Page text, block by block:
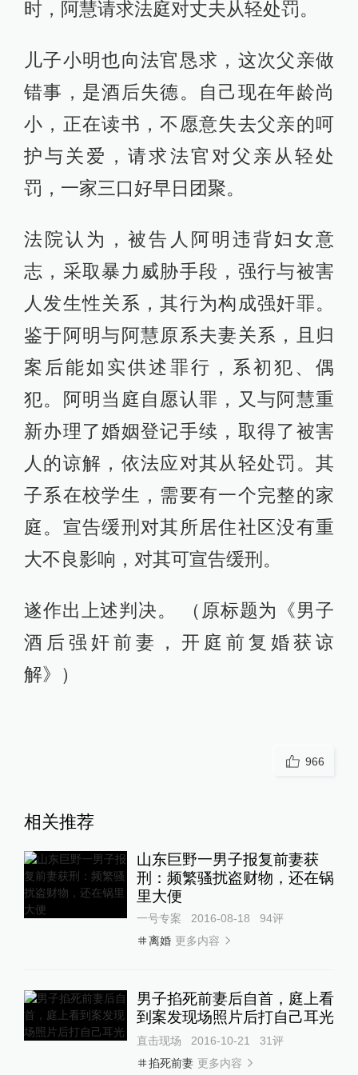
时，阿慧请求法庭对丈夫从轻处罚。
儿子小明也向法官恳求，这次父亲做
错事，是酒后失德。自己现在年龄尚
小，正在读书，不愿意失去父亲的呵
护与关爱，请求法官对父亲从轻处
罚，一家三口好早日团聚。
法院认为，被告人阿明违背妇女意
志，采取暴力威胁手段，强行与被害
人发生性关系，其行为构成强奸罪。
鉴于阿明与阿慧原系夫妻关系，且归
案后能如实供述罪行，系初犯、偶
犯。阿明当庭自愿认罪，又与阿慧重
新办理了婚姻登记手续，取得了被害
人的谅解，依法应对其从轻处罚。其
子系在校学生，需要有一个完整的家
庭。宣告缓刑对其所居住社区没有重
大不良影响，对其可宣告缓刑。
遂作出上述判决。 （原标题为《男子
酒后强奸前妻，开庭前复婚获谅
解》）
966
相关推荐
山东巨野一男子报复前妻获
刑：频繁骚扰盗财物，还在锅
里大便
一号专案 2016-08-18 94评
离婚 更多内容
男子掐死前妻后自首，庭上看
到案发现场照片后打自己耳光
直击现场 2016-10-21 31评
掐死前妻 更多内容